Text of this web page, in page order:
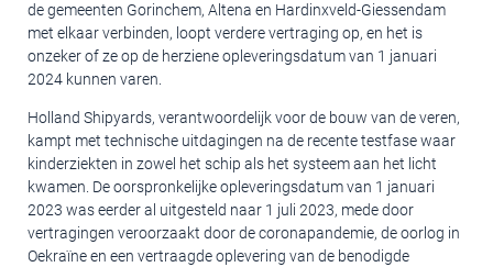
de gemeenten Gorinchem, Altena en Hardinxveld-Giessendam
met elkaar verbinden, loopt verdere vertraging op, en het is
onzeker of ze op de herziene opleveringsdatum van 1 januari
2024 kunnen varen.
Holland Shipyards, verantwoordelijk voor de bouw van de veren,
kampt met technische uitdagingen na de recente testfase waar
kinderziekten in zowel het schip als het systeem aan het licht
kwamen. De oorspronkelijke opleveringsdatum van 1 januari
2023 was eerder al uitgesteld naar 1 juli 2023, mede door
vertragingen veroorzaakt door de coronapandemie, de oorlog in
Oekraïne en een vertraagde oplevering van de benodigde